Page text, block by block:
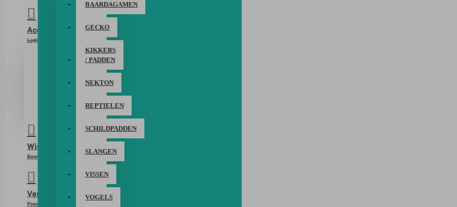
BAARDAGAMEN
GECKO
KIKKERS
/ PADDEN
NEKTON
REPTIELEN
SCHILDPADDEN
SLANGEN
VISSEN
VOGELS
Account
Login / Registreer
REGISTREER
Wishlist
Bewerk Uw Wishlist
Vergelijken
Product Vergelijking